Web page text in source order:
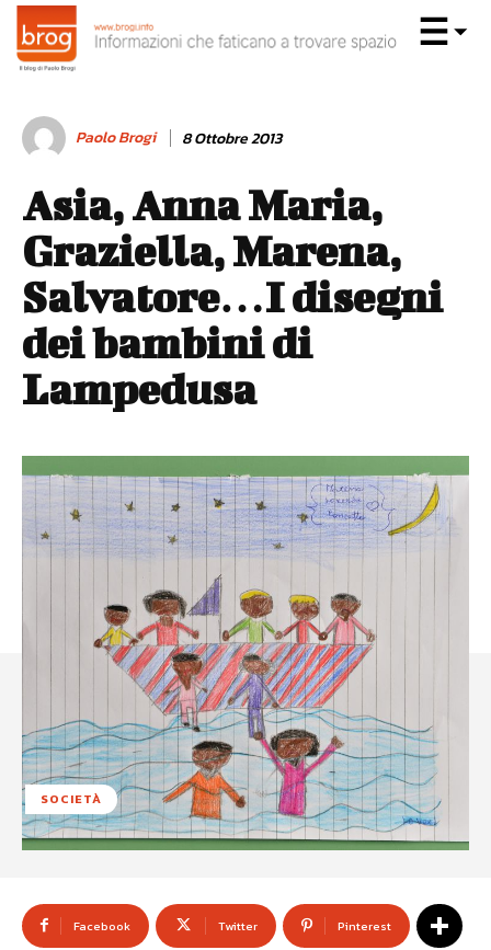
Paolo Brogi 8 Ottobre 2013
Asia, Anna Maria,
Graziella, Marena,
Salvatore…I disegni
dei bambini di
Lampedusa
SOCIETÀ
Facebook Twitter Pinterest